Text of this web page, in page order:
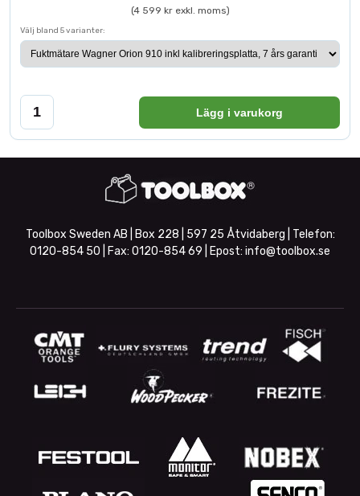
(4 599 kr exkl. moms)
Välj bland 5 varianter:
Lägg i varukorg
Toolbox Sweden AB | Box 228 | 597 25 Åtvidaberg | Telefon:
0120-854 50 | Fax: 0120-854 69 | Epost: info@toolbox.se